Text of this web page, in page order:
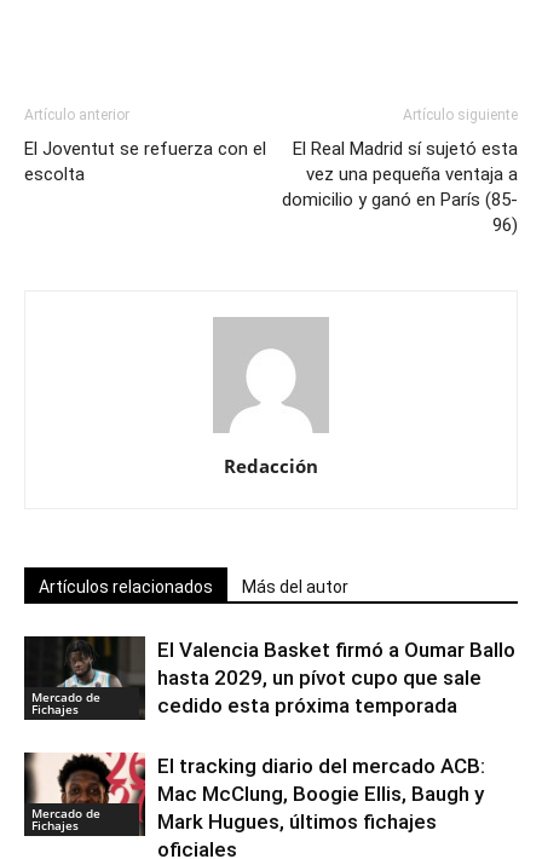
Artículo anterior
El Joventut se refuerza con el
escolta
Artículo siguiente
El Real Madrid sí sujetó esta
vez una pequeña ventaja a
domicilio y ganó en París (85-
96)
Redacción
Artículos relacionados Más del autor
Mercado de
Fichajes
El Valencia Basket firmó a Oumar Ballo
hasta 2029, un pívot cupo que sale
cedido esta próxima temporada
Mercado de
Fichajes
El tracking diario del mercado ACB:
Mac McClung, Boogie Ellis, Baugh y
Mark Hugues, últimos fichajes
oficiales